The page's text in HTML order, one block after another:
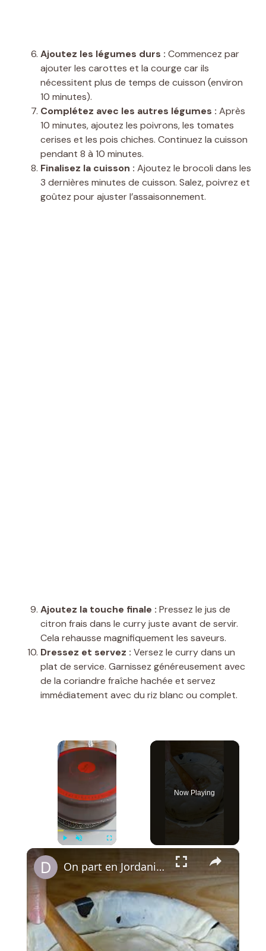
Ajoutez les légumes durs : Commencez par
ajouter les carottes et la courge car ils
nécessitent plus de temps de cuisson (environ
10 minutes).
Complétez avec les autres légumes : Après
10 minutes, ajoutez les poivrons, les tomates
cerises et les pois chiches. Continuez la cuisson
pendant 8 à 10 minutes.
Finalisez la cuisson : Ajoutez le brocoli dans les
3 dernières minutes de cuisson. Salez, poivrez et
goûtez pour ajuster l’assaisonnement.
Ajoutez la touche finale : Pressez le jus de
citron frais dans le curry juste avant de servir.
Cela rehausse magnifiquement les saveurs.
Dressez et servez : Versez le curry dans un
plat de service. Garnissez généreusement avec
de la coriandre fraîche hachée et servez
immédiatement avec du riz blanc ou complet.
×
Now Playing
×
On part en Jordanie avec El Makmoura, un grand plat de fête en couches de pâte maison